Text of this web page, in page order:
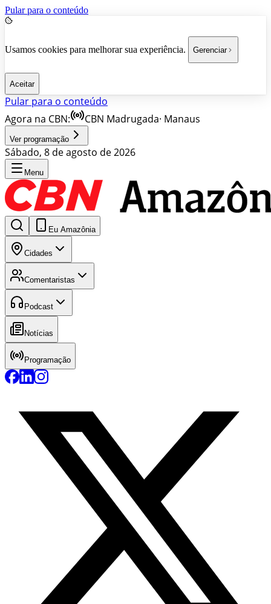
Pular para o conteúdo
Usamos cookies para melhorar sua experiência. Gerenciar
Aceitar
Pular para o conteúdo
Agora na CBN:
CBN Madrugada· Manaus
Ver programação
Sábado, 8 de agosto de 2026
Menu
Eu Amazônia
Cidades
Comentaristas
Podcast
Notícias
Programação